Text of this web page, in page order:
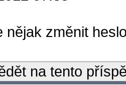
nějak změnit
na tento